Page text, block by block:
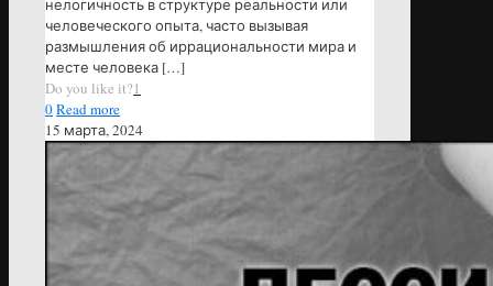
нелогичность в структуре реальности или
человеческого опыта, часто вызывая
размышления об иррациональности мира и
месте человека […]
Do you like it?1
0Read more
15 марта, 2024